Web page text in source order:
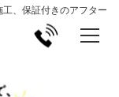
、保証付きのアフター